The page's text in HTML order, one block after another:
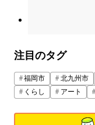
注目のタグ
福岡市 北九州市
くらし
アート